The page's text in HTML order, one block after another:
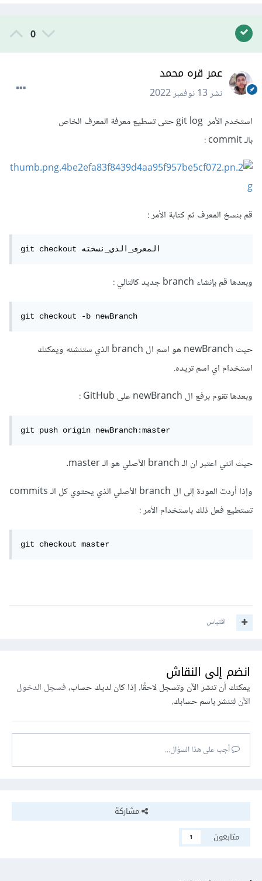
0
عمر قره محمد
نشر13 نوفمبر 2022
استخدم الأمر git log حتى تسطيع معرفة المعرف الخاص
بالـ commit :
قم بنسخ المعرف ثم كتابة الأمر :
git checkout المعرف_الذي_نسخته
وبعدها قم بإنشاء branch جديد كالتالي :
git checkout -b newBranch
حيث newBranch هو اسم ال branch الذي ستنشئه ويمكنك
استخدام اي اسم تريده.
وبعدها تقوم برفع ال newBranch على GitHub :
git push origin newBranch:master
حيث انني اعتبر ان الـ branch الأصلي هو الـ master.
وإذا أردت العودة إلى ال branch الأصلي الذي يحتوي كل الـ commits
تستطيع فعل ذلك باستخدام الأمر :
git checkout master
اقتباس
انضم إلى النقاش
يمكنك أن تنشر الآن وتسجل لاحقًا. إذا كان لديك حساب،فسجل الدخول
الآنلتنشر باسم حسابك.
أجب على هذا السؤال...
مشاركة
متابعون
1